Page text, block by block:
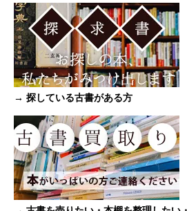
→ 探している古書がある方